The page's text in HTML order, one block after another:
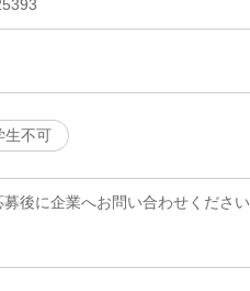
生不可
後に企業へお問い合わせください